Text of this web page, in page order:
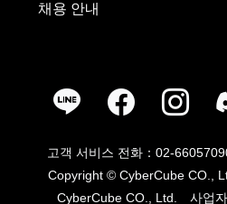
채용 안내
고객 서비스 전화：02-
Copyright © CyberCube CO.,
CyberCube CO., Ltd. 사업